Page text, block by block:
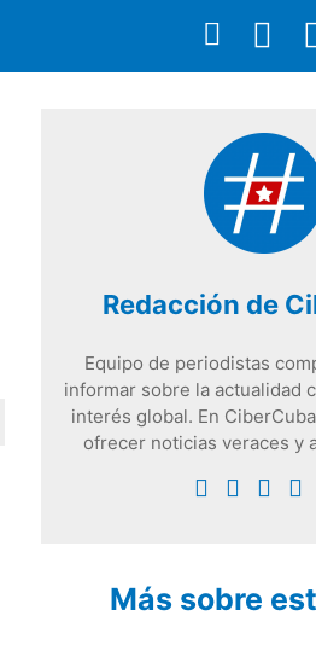
Redacción de
Equipo de periodistas
informar sobre la actualidad
interés global. En
ofrecer noticias veraces y
Más sobre